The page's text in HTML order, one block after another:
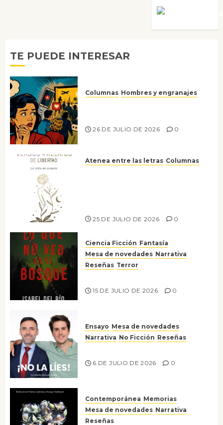
TE PUEDE INTERESAR
Columnas Hombres y engranajes
26 DE JULIO DE 2026 0
Atenea entre las letras Columnas
25 DE JULIO DE 2026 0
Ciencia Ficción Fantasía
Mesa de novedades Narrativa
Reseñas Terror
15 DE JULIO DE 2026 0
Ensayo Mesa de novedades
Narrativa No Ficción Reseñas
6 DE JULIO DE 2026 0
Contemporánea Memorias
Mesa de novedades Narrativa
Reseñas